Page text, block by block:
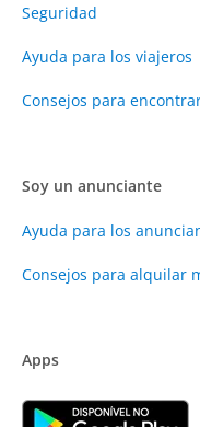
Seguridad
Ayuda para los viajeros
Consejos para
Soy un anunciante
Ayuda para los
Consejos para alquilar
Apps